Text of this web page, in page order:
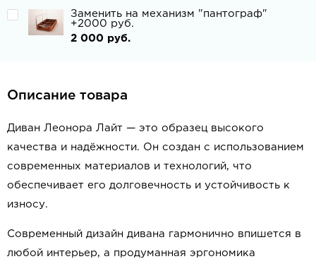
Заменить на механизм "пантограф"
+2000 руб.
2 000 руб.
Описание товара
Диван Леонора Лайт — это образец высокого
качества и надёжности. Он создан с использованием
современных материалов и технологий, что
обеспечивает его долговечность и устойчивость к
износу.
Современный дизайн дивана гармонично впишется в
любой интерьер, а продуманная эргономика